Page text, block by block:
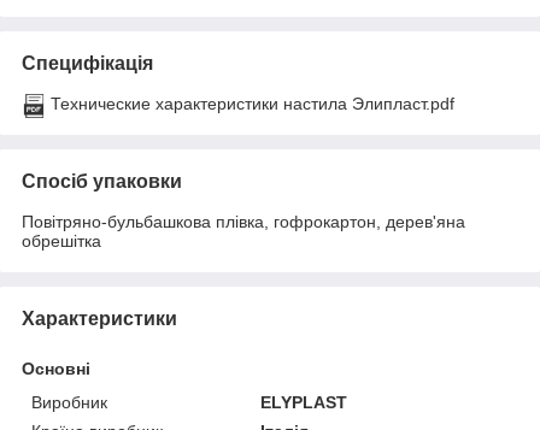
Специфікація
Технические характеристики настила Элипласт.pdf
Спосіб упаковки
Повітряно-бульбашкова плівка, гофрокартон, дерев'яна
обрешітка
Характеристики
Основні
Виробник
ELYPLAST